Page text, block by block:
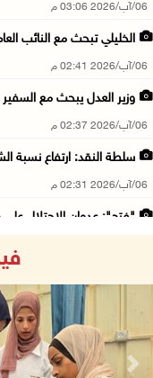
06/آب/2026 03:06 م
الخليلي تبحث مع النائب
06/آب/2026 02:41 م
وزير العدل يبحث مع السفير
06/آب/2026 02:37 م
سلطة النقد: ارتفاع نسبة
06/آب/2026 02:31 م
"فتح": عدوان الاحتلال على
الاحتلال يسلّم إخطارات
06/آب/2026 02:02 م
Next